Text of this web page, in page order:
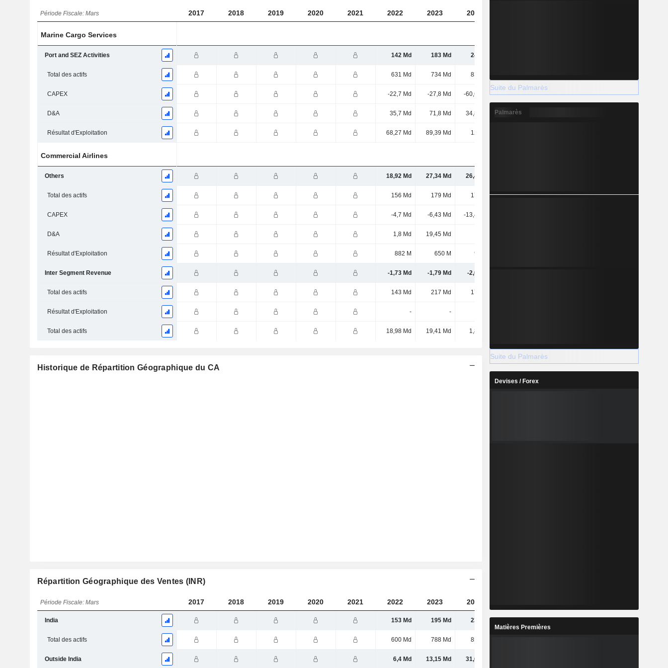
Période Fiscale: Mars 2017 2018 2019 2020 2021 2022 2023 2024
Marine Cargo Services
Port and SEZ Activities 142 Md 183 Md 243 Md
Total des actifs 631 Md 734 Md 836 Md
CAPEX -22,7 Md -27,8 Md -60,69 Md -63,74 Md -133 Md
D&A 35,7 Md 71,8 Md 34,89 Md 38,74 Md
Résultat d'Exploitation 68,27 Md 89,39 Md 121 Md
Commercial Airlines
Others 18,92 Md 27,34 Md 26,41 Md
Total des actifs 156 Md 179 Md 172 Md 205 Md 217 Md
CAPEX -4,7 Md -6,43 Md -13,47 Md
D&A 1,8 Md 19,45 Md
Résultat d'Exploitation 882 M 650 M 934 M
Inter Segment Revenue -1,73 Md -1,79 Md -2,06 Md
Total des actifs 143 Md 217 Md 179 Md
Résultat d'Exploitation - -
Total des actifs 18,98 Md 19,41 Md 1,87 Md
Historique de Répartition Géographique du CA
Répartition Géographique des Ventes (INR)
Période Fiscale: Mars 2017 2018 2019 2020 2021 2022 2023 2024
India 153 Md 195 Md 235 Md
Total des actifs 600 Md 788 Md 852 Md
Outside India 6,4 Md 13,15 Md 31,66 Md
Suite du Palmarès
Palmarès
Suite du Palmarès
Devises / Forex
Matières Premières